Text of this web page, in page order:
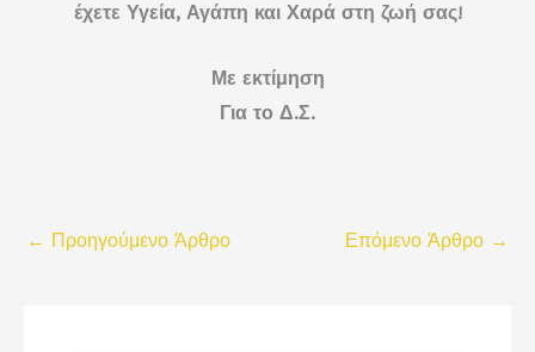
έχετε Υγεία, Αγάπη και Χαρά στη ζωή σας!
Με εκτίμηση
Για το Δ.Σ.
← Προηγούμενο Άρθρο Επόμενο Άρθρο →